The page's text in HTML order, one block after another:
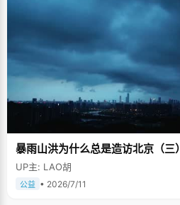
暴雨山洪为什么总是造访北京（三）
UP主: LAO胡
公益 • 2026/7/11